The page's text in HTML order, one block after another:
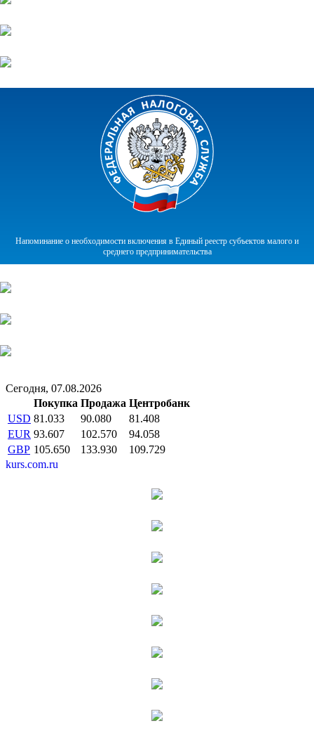
Напоминание о необходимости включения в Единый реестр субъектов малого и
среднего предпринимательства